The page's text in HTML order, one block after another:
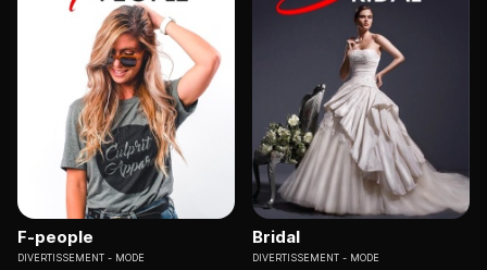
F-people
DIVERTISSEMENT MODE
Bridal
DIVERTISSEMENT MODE